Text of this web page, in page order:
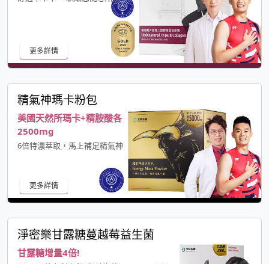
更多詳情
精氣神瑪卡粉包
美國天然所瑪卡+精胺酸各
2500mg
6倍特濃萃取，馬上補足精氣神
更多詳情
淨密樂甘露糖蔓越莓益生菌
甘露糖增量4倍!